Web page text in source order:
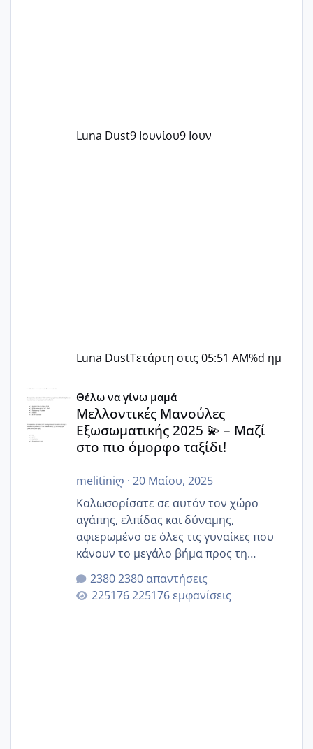
Luna Dust9 Ιουνίου9 Ιουν
Luna DustΤετάρτη στις 05:51 AM%d ημ
Μελλοντικές Μανούλες Εξωσωματικής 2025 💫 – Μαζί
Θέλω να γίνω μαμά
Μελλοντικές Μανούλες
Εξωσωματικής 2025 💫 – Μαζί
στο πιο όμορφο ταξίδι!
melitiniღ · 20 Μαίου, 2025
Καλωσορίσατε σε αυτόν τον χώρο
αγάπης, ελπίδας και δύναμης,
αφιερωμένο σε όλες τις γυναίκες που
κάνουν το μεγάλο βήμα προς τη
μητρότητα μέσω εξωσωματικής το 2025.
Εδώ θα μοιραστούμε αγωνίες, χαρές,
εμπειρίες και κάθε μικρή ή μεγάλη
2380 απαντήσεις
225176 εμφανίσεις